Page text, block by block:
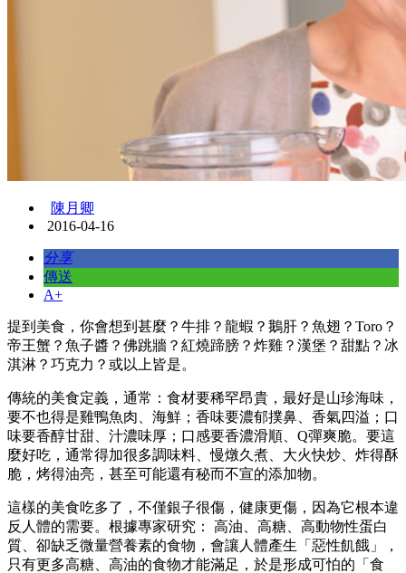
陳月卿
2016-04-16
分享
傳送
A+
提到美食，你會想到甚麼？牛排？龍蝦？鵝肝？魚翅？Toro？
帝王蟹？魚子醬？佛跳牆？紅燒蹄膀？炸雞？漢堡？甜點？冰
淇淋？巧克力？或以上皆是。
傳統的美食定義，通常：食材要稀罕昂貴，最好是山珍海味，
要不也得是雞鴨魚肉、海鮮；香味要濃郁撲鼻、香氣四溢；口
味要香醇甘甜、汁濃味厚；口感要香濃滑順、Q彈爽脆。要這
麼好吃，通常得加很多調味料、慢燉久煮、大火快炒、炸得酥
脆，烤得油亮，甚至可能還有秘而不宣的添加物。
這樣的美食吃多了，不僅銀子很傷，健康更傷，因為它根本違
反人體的需要。根據專家研究： 高油、高糖、高動物性蛋白
質、卻缺乏微量營養素的食物，會讓人體產生「惡性飢餓」，
只有更多高糖、高油的食物才能滿足，於是形成可怕的「食